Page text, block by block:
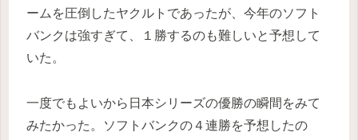
ームを圧倒したヤクルトであったが、今年のソフト
バンクは強すぎて、１勝するのも難しいと予想して
いた。
一度でもよいから日本シリーズの優勝の瞬間をみて
みたかった。ソフトバンクの４連勝を予想したの